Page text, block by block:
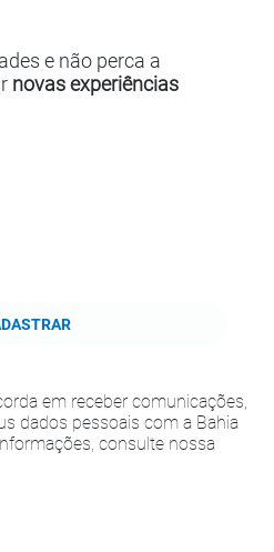
e não perca a
novas experiências
em receber comunicações,
dados pessoais com a Bahia
consulte nossa